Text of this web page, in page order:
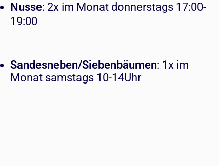
Nusse: 2x im Monat donnerstags 17:00-
19:00
Sandesneben/Siebenbäumen: 1x im
Monat samstags 10-14Uhr